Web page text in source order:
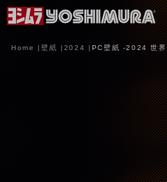
Home 壁紙 2024 PC壁紙 -2024 世界